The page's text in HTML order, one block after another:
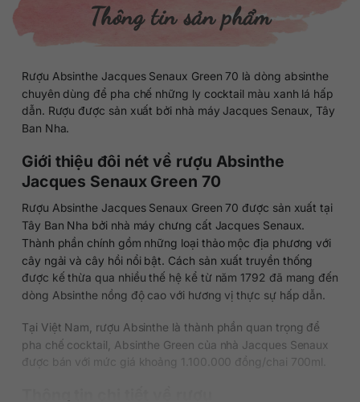
Thông tin sản phẩm
Rượu Absinthe Jacques Senaux Green 70 là dòng absinthe
chuyên dùng để pha chế những ly cocktail màu xanh lá hấp
dẫn. Rượu được sản xuất bởi nhà máy Jacques Senaux, Tây
Ban Nha.
Giới thiệu đôi nét về rượu Absinthe
Jacques Senaux Green 70
Rượu Absinthe Jacques Senaux Green 70 được sản xuất tại
Tây Ban Nha bởi nhà máy chưng cất Jacques Senaux.
Thành phần chính gồm những loại thảo mộc địa phương với
cây ngải và cây hồi nổi bật. Cách sản xuất truyền thống
được kế thừa qua nhiều thế hệ kể từ năm 1792 đã mang đến
dòng Absinthe nồng độ cao với hương vị thực sự hấp dẫn.
Tại Việt Nam, rượu Absinthe là thành phần quan trọng để
pha chế cocktail, Absinthe Green của nhà Jacques Senaux
được bán với mức giá khoảng 1.100.000 đồng/chai 700ml.